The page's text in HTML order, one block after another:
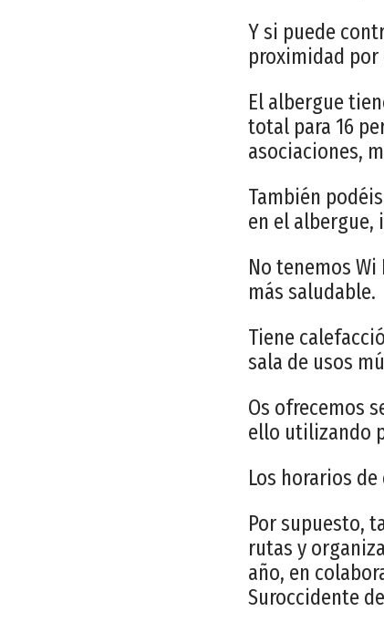
Y si puede
proximidad por
El albergue
total para 16
asociaciones,
También
en el albergue,
No tenemos
más saludable.
Tiene
sala de usos
Os ofrecemos
ello utilizando
Los horarios
Por supuesto,
rutas y
año, en
Suroccidente